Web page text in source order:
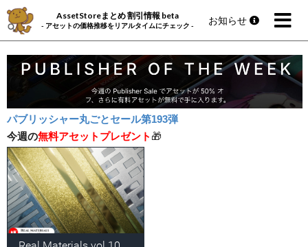
AssetStoreまとめ 割引情報 beta
- アセットの価格推移をリアルタイムにチェック - お知らせ
パブリッシャー丸ごとセール第193弾
今週の無料アセットプレゼント 🎁